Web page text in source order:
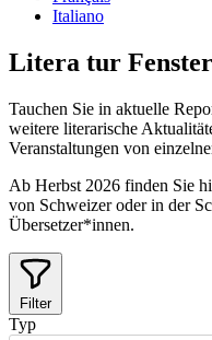
Italiano
Litera tur Fenster
Tauchen Sie in aktuelle
weitere literarische
Veranstaltungen von
Ab Herbst 2026 finden Sie
von Schweizer oder in der
Übersetzer*innen.
Filter
Typ